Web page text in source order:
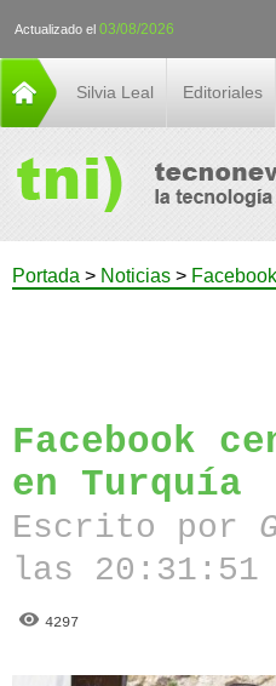
Actualizado el 03/08/2026
Silvia Leal Editoriales
Portada > Noticias >
Facebook
en Turquía
Escrito por
las 20:31:51
4297